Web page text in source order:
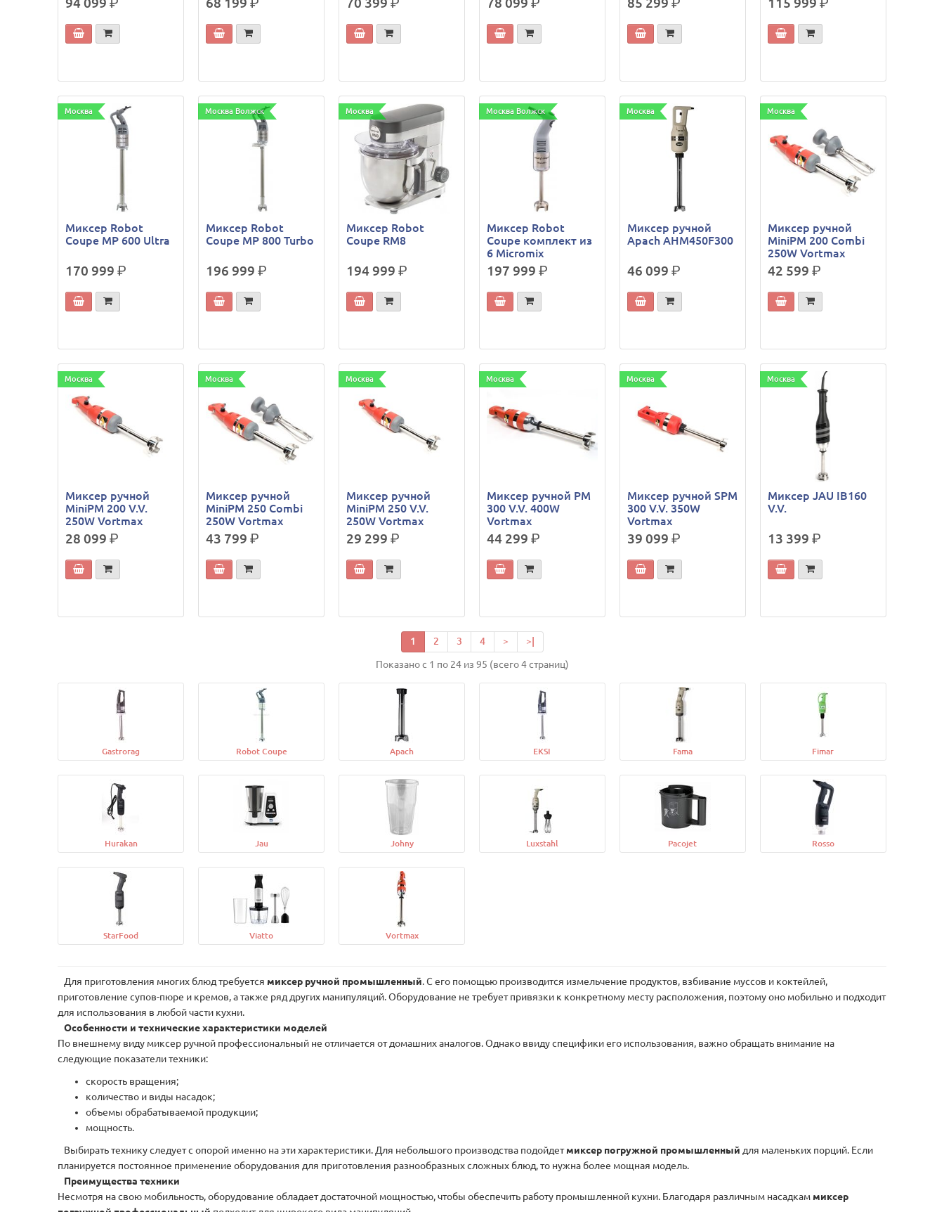
Москва
Миксер Robot
Coupe MP 600 Ultra
170 999р.
Москва Волжск
Миксер Robot
Coupe MP 800 Turbo
196 999р.
Москва
Миксер Robot
Coupe RM8
194 999р.
Москва Волжск
Миксер Robot
Coupe комплект из
6 Micromix
197 999 р.
Москва
Миксер ручной
Apach AHM450F300
46 099 р.
Москва
Миксер ручной
MiniPM 200 Combi
250W Vortmax
42 599 р.
Москва
Миксер ручной
MiniPM 200 V.V.
250W Vortmax
28 099р.
Москва
Миксер ручной
MiniPM 250 Combi
250W Vortmax
43 799р.
Москва
Миксер ручной
MiniPM 250 V.V.
250W Vortmax
29 299р.
Москва
Миксер ручной PM
300 V.V. 400W
Vortmax
44 299 р.
Москва
Миксер ручной SPM
300 V.V. 350W
Vortmax
39 099 р.
Москва
Миксер JAU IB160
V.V.
13 399 р.
1 2 3 4 > >|
Показано с 1 по 24 из 95 (всего 4 страниц)
Gastrorag Robot Coupe Apach EKSI Fama Fimar
Hurakan Jau Johny Luxstahl Pacojet Rosso
StarFood Viatto Vortmax
Для приготовления многих блюд требуется миксер ручной промышленный. С его помощью производится измельчение продуктов, взбивание муссов и коктейлей,
приготовление супов-пюре и кремов, а также ряд других манипуляций. Оборудование не требует привязки к конкретному месту расположения, поэтому оно мобильно и подходит
для использования в любой части кухни.
Особенности и технические характеристики моделей
По внешнему виду миксер ручной профессиональный не отличается от домашних аналогов. Однако ввиду специфики его использования, важно обращать внимание на
следующие показатели техники:
скорость вращения;
количество и виды насадок;
объемы обрабатываемой продукции;
мощность.
Выбирать технику следует с опорой именно на эти характеристики. Для небольшого производства подойдетмиксер погружной промышленный для маленьких порций. Если
планируется постоянное применение оборудования для приготовления разнообразных сложных блюд, то нужна более мощная модель.
Преимущества техники
Несмотря на свою мобильность, оборудование обладает достаточной мощностью, чтобы обеспечить работу промышленной кухни. Благодаря различным насадкам миксер